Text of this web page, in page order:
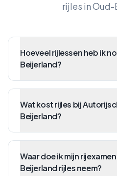
rijles inOud-
Hoeveel rijlessen heb ik
Beijerland?
Wat kost rijles bij
Beijerland?
Waar doe ik mijn
Beijerland rijles neem?